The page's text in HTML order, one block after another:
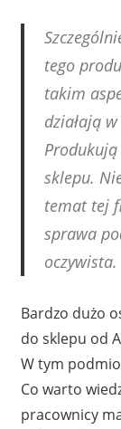
tego
takim
działają
sklepu.
temat tej
sprawa
oczywista.
Bardzo dużo
do sklepu od
W tym
Co warto
pracownicy